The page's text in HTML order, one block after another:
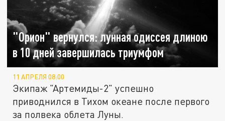
"Орион" вернулся: лунная одиссея длиною
в 10 дней завершилась триумфом
11 АПРЕЛЯ 08:00
Экипаж "Артемиды-2" успешно
приводнился в Тихом океане после первого
за полвека облета Луны.